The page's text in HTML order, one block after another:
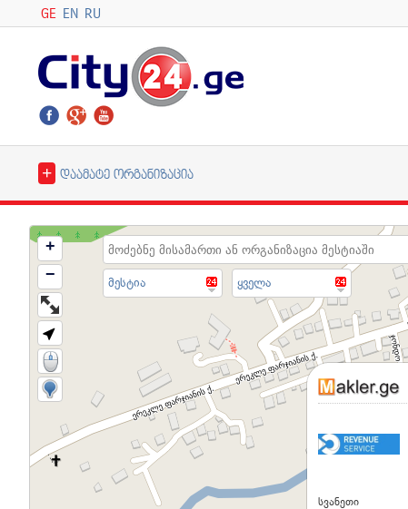
GE EN RU
+ დაამატე ორგანიზაცია
მესტია ყველა
სვანეთი
+
−